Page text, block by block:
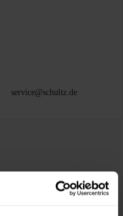
service@schultz.de